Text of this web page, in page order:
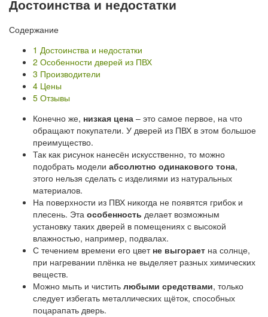
Достоинства и недостатки
Содержание
1 Достоинства и недостатки
2 Особенности дверей из ПВХ
3 Производители
4 Цены
5 Отзывы
Конечно же, низкая цена – это самое первое, на что
обращают покупатели. У дверей из ПВХ в этом большое
преимущество.
Так как рисунок нанесён искусственно, то можно
подобрать модели абсолютно одинакового тона,
этого нельзя сделать с изделиями из натуральных
материалов.
На поверхности из ПВХ никогда не появятся грибок и
плесень. Эта особенность делает возможным
установку таких дверей в помещениях с высокой
влажностью, например, подвалах.
С течением времени его цвет не выгорает на солнце,
при нагревании плёнка не выделяет разных химических
веществ.
Можно мыть и чистить любыми средствами, только
следует избегать металлических щёток, способных
поцарапать дверь.